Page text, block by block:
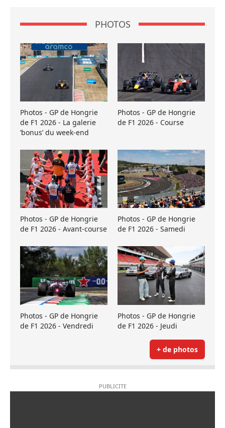
PHOTOS
Photos - GP de Hongrie
de F1 2026 - La galerie
’bonus’ du week-end
Photos - GP de Hongrie
de F1 2026 - Course
Photos - GP de Hongrie
de F1 2026 - Avant-course
Photos - GP de Hongrie
de F1 2026 - Samedi
Photos - GP de Hongrie
de F1 2026 - Vendredi
Photos - GP de Hongrie
de F1 2026 - Jeudi
+ de photos